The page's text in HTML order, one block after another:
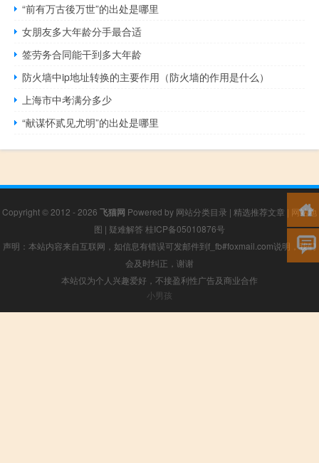
“前有万古後万世”的出处是哪里
女朋友多大年龄分手最合适
签劳务合同能干到多大年龄
防火墙中ip地址转换的主要作用（防火墙的作用是什么）
上海市中考满分多少
“献谋怀贰见尤明”的出处是哪里
Copyright © 2012 - 2026 飞猫网 Powered by 网站分类目录 | 精选推荐文章 | 网站地
图 | 疑难解答 桂ICP备05010876号
声明：本站内容来自互联网，如信息有错误可发邮件到f_fb#foxmail.com说明，我们
会及时纠正，谢谢
本站仅为个人兴趣爱好，不接盈利性广告及商业合作
小男孩